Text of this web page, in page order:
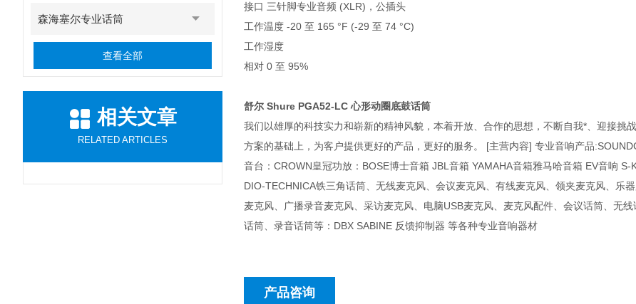
森海塞尔专业话筒
查看全部
相关文章
RELATED ARTICLES
接口 三针脚专业音频 (XLR)，公插头
工作温度 -20 至 165 °F (-29 至 74 °C)
工作湿度
相对 0 至 95%
舒尔 Shure PGA52-LC 心形动圈底鼓话筒
我们以雄厚的科技实力和崭新的精神风貌，本着开放、合作的思想，不断自我*、迎接挑
方案的基础上，为客户提供更好的产品，更好的服务。 [主营内容] 专业音响产品
音台：CROWN皇冠功放：BOSE博士音箱 JBL音箱 YAMAHA音箱雅马哈音箱 EV音响
DIO-TECHNICA铁三角话筒、无线麦克风、会议麦克风、有线麦克风、领夹麦克风、乐
麦克风、广播录音麦克风、采访麦克风、电脑USB麦克风、麦克风配件、会议话筒、无
话筒、录音话筒等：DBX SABINE 反馈抑制器 等各种专业音响器材
产品咨询